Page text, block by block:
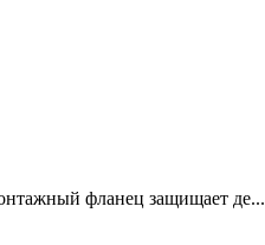
фланец защищает де...